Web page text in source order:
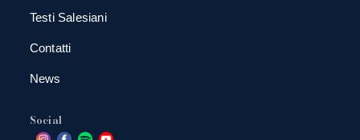
Testi Salesiani
Contatti
News
Social